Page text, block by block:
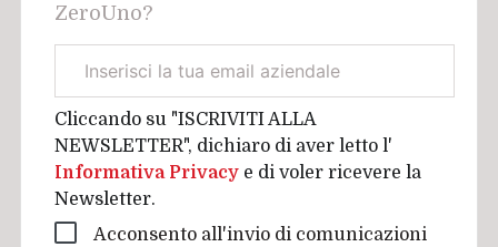
ZeroUno?
aziendale
Cliccando su "ISCRIVITI ALLA
NEWSLETTER", dichiaro di aver letto l'
Informativa Privacy e di voler ricevere la
Newsletter.
Acconsento all'invio di comunicazioni